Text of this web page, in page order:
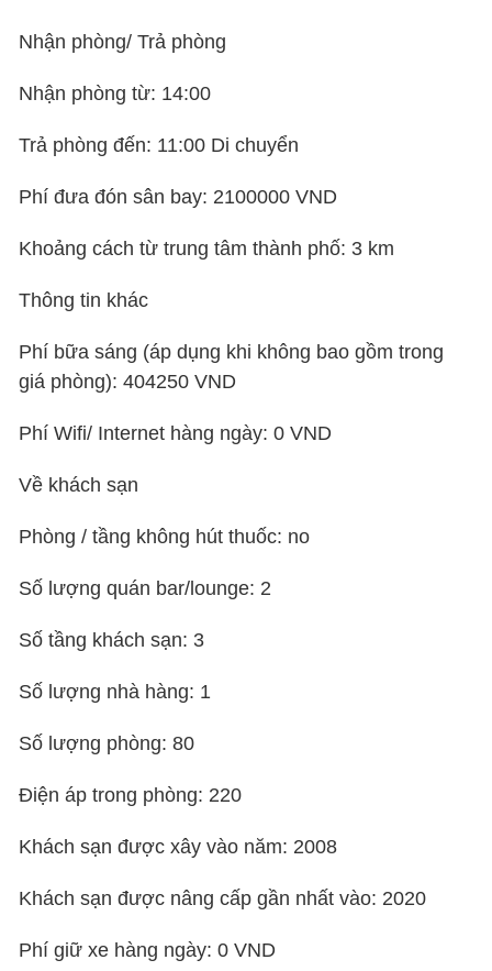
Nhận phòng/ Trả phòng
Nhận phòng từ: 14:00
Trả phòng đến: 11:00 Di chuyển
Phí đưa đón sân bay: 2100000 VND
Khoảng cách từ trung tâm thành phố: 3 km
Thông tin khác
Phí bữa sáng (áp dụng khi không bao gồm trong
giá phòng): 404250 VND
Phí Wifi/ Internet hàng ngày: 0 VND
Về khách sạn
Phòng / tầng không hút thuốc: no
Số lượng quán bar/lounge: 2
Số tầng khách sạn: 3
Số lượng nhà hàng: 1
Số lượng phòng: 80
Điện áp trong phòng: 220
Khách sạn được xây vào năm: 2008
Khách sạn được nâng cấp gần nhất vào: 2020
Phí giữ xe hàng ngày: 0 VND